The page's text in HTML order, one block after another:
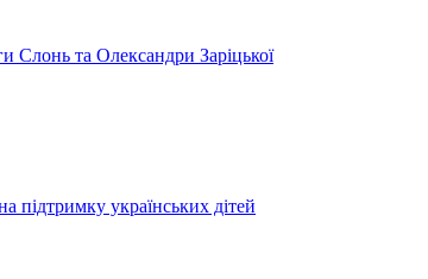
Слонь та Олександри Заріцької
підтримку українських дітей